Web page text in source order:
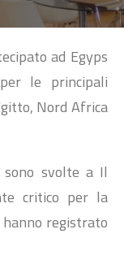
ad Egyps
le principali
Nord Africa
svolte a Il
critico per la
registrato